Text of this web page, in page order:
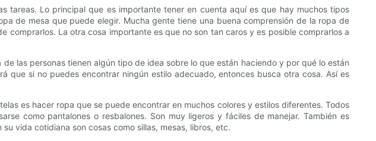
tareas. Lo principal que es importante tener en cuenta aquí es que hay muchos tipos
de mesa que puede elegir. Mucha gente tiene una buena comprensión de la ropa de
comprarlos. La otra cosa importante es que no son tan caros y es posible comprarlos a
las personas tienen algún tipo de idea sobre lo que están haciendo y por qué lo están
que si no puedes encontrar ningún estilo adecuado, entonces busca otra cosa. Así es
es hacer ropa que se puede encontrar en muchos colores y estilos diferentes. Todos
como pantalones o resbalones. Son muy ligeros y fáciles de manejar. También es
vida cotidiana son cosas como sillas, mesas, libros, etc.